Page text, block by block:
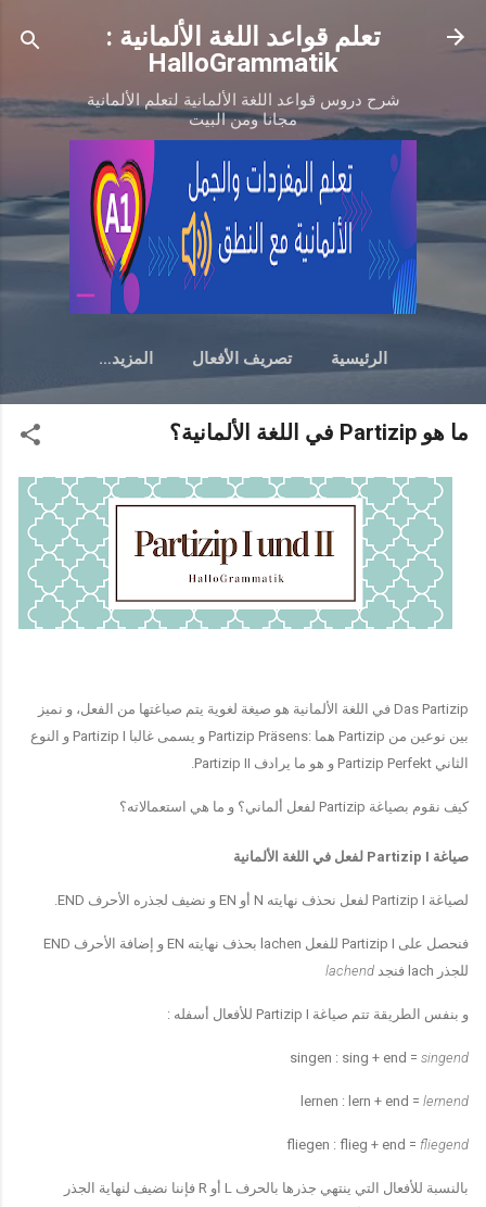
التخطي إلى المحتوى الرئيسي
تعلم قواعد اللغة الألمانية :
HalloGrammatik
شرح دروس قواعد اللغة الألمانية لتعلم الألمانية
مجانا ومن البيت
الرئيسية تصريف الأفعال ‏المزيد…
ما هو Partizip في اللغة الألمانية؟
Das Partizip في اللغة الألمانية هو صيغة لغوية يتم صياغتها من الفعل، و نميز
بين نوعين من Partizip هما :Partizip Präsens و يسمى غالبا Partizip I و النوع
الثاني Partizip Perfekt و هو ما يرادف Partizip II.
كيف نقوم بصياغة Partizip لفعل ألماني؟ و ما هي استعمالاته؟
صياغة Partizip I لفعل في اللغة الألمانية
لصياغة Partizip I لفعل نحذف نهايته N أو EN و نضيف لجذره الأحرف END.
فنحصل على Partizip I للفعل lachen بحذف نهايته EN و إضافة الأحرف END
للجذر lach فنجد lachend
و بنفس الطريقة تتم صياغة Partizip I للأفعال أسفله :
singen : sing + end = singend
lernen : lern + end = lernend
fliegen : flieg + end = fliegend
بالنسبة للأفعال التي ينتهي جذرها بالحرف L أو R فإننا نضيف لنهاية الجذر